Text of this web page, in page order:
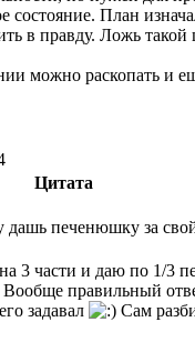
состояние. План
в правду. Ложь такой
можно раскопать и
Цитата
дашь печенюшку за
3 части и даю по 1/3
Вообще правильный
задавал
Сам